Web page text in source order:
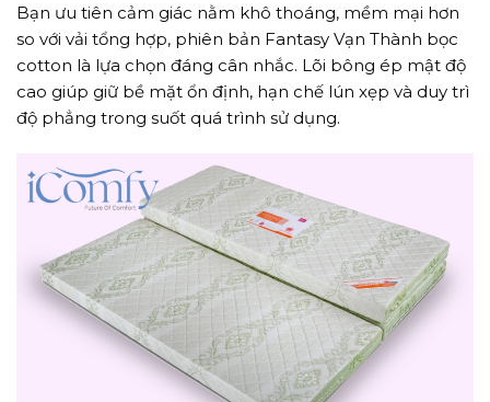
Bạn ưu tiên cảm giác nằm khô thoáng, mềm mại hơn
so với vải tổng hợp, phiên bản Fantasy Vạn Thành bọc
cotton là lựa chọn đáng cân nhắc. Lõi bông ép mật độ
cao giúp giữ bề mặt ổn định, hạn chế lún xẹp và duy trì
độ phẳng trong suốt quá trình sử dụng.